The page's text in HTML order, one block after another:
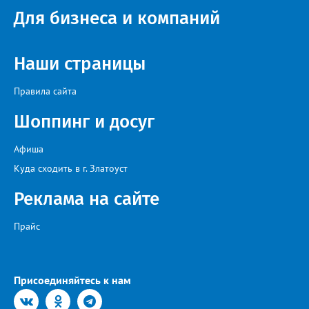
этом случае переход на ТОР станет вообще незаметным.
Для бизнеса и компаний
Наши страницы
Правила сайта
Шоппинг и досуг
Афиша
Куда сходить в г. Златоуст
Реклама на сайте
Прайс
Присоединяйтесь к нам